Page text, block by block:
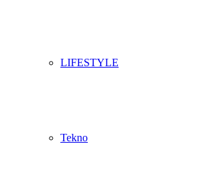
LIFESTYLE
Tekno